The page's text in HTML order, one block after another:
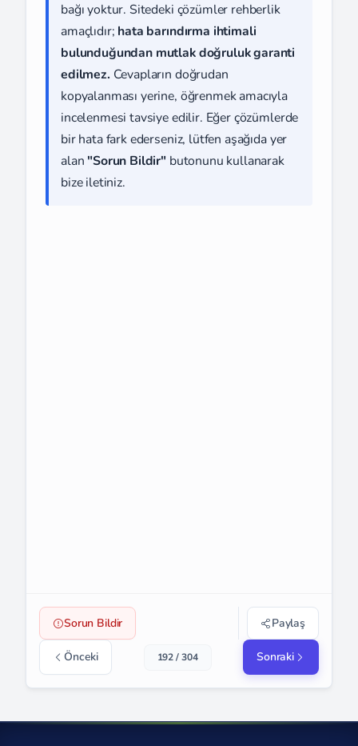
bağı yoktur. Sitedeki çözümler rehberlik
amaçlıdır; hata barındırma ihtimali
bulunduğundan mutlak doğruluk garanti
edilmez. Cevapların doğrudan
kopyalanması yerine, öğrenmek amacıyla
incelenmesi tavsiye edilir. Eğer çözümlerde
bir hata fark ederseniz, lütfen aşağıda yer
alan "Sorun Bildir" butonunu kullanarak
bize iletiniz.
Sorun Bildir Paylaş
Önceki 192 / 304 Sonraki